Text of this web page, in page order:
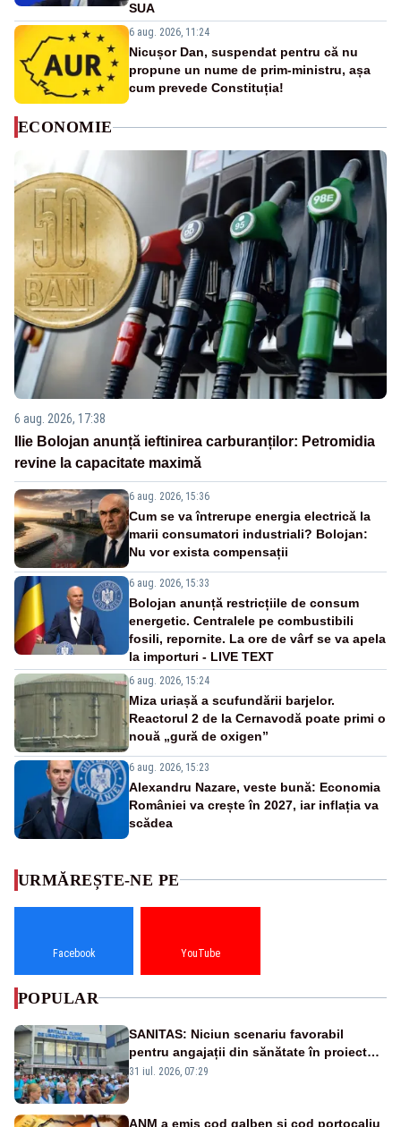
SUA
6 aug. 2026, 11:24
Nicușor Dan, suspendat pentru că nu
propune un nume de prim-ministru, așa
cum prevede Constituția!
ECONOMIE
6 aug. 2026, 17:38
Ilie Bolojan anunță ieftinirea carburanților: Petromidia
revine la capacitate maximă
6 aug. 2026, 15:36
Cum se va întrerupe energia electrică la
marii consumatori industriali? Bolojan:
Nu vor exista compensații
6 aug. 2026, 15:33
Bolojan anunță restricțiile de consum
energetic. Centralele pe combustibili
fosili, repornite. La ore de vârf se va apela
la importuri - LIVE TEXT
6 aug. 2026, 15:24
Miza uriașă a scufundării barjelor.
Reactorul 2 de la Cernavodă poate primi o
nouă „gură de oxigen”
6 aug. 2026, 15:23
Alexandru Nazare, veste bună: Economia
României va crește în 2027, iar inflația va
scădea
URMĂREȘTE-NE PE
Facebook YouTube
POPULAR
SANITAS: Niciun scenariu favorabil
pentru angajații din sănătate în proiectul
Legii salarizării
31 iul. 2026, 07:29
ANM a emis cod galben și cod portocaliu